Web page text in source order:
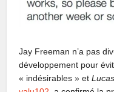
Jay Freeman n’a pas
développement pour
« indésirables » et